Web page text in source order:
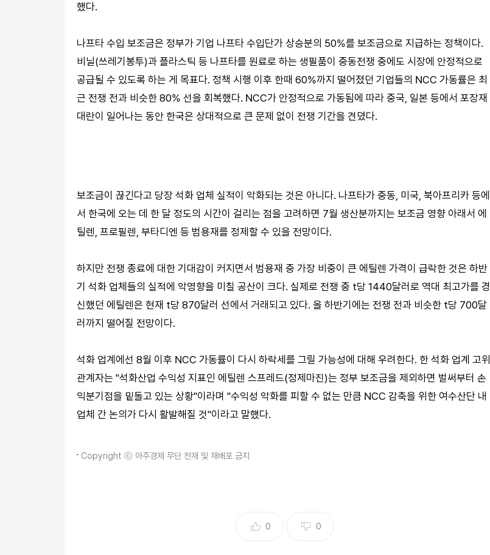
했다.
나프타 수입 보조금은 정부가 기업 나프타 수입단가 상승분의 50%를 보조금으로 지급하는 정책이다.
비닐(쓰레기봉투)과 플라스틱 등 나프타를 원료로 하는 생필품이 중동전쟁 중에도 시장에 안정적으로
공급될 수 있도록 하는 게 목표다. 정책 시행 이후 한때 60%까지 떨어졌던 기업들의 NCC 가동률은 최
근 전쟁 전과 비슷한 80% 선을 회복했다. NCC가 안정적으로 가동됨에 따라 중국, 일본 등에서 포장재
대란이 일어나는 동안 한국은 상대적으로 큰 문제 없이 전쟁 기간을 견뎠다.
보조금이 끊긴다고 당장 석화 업체 실적이 악화되는 것은 아니다. 나프타가 중동, 미국, 북아프리카 등에
서 한국에 오는 데 한 달 정도의 시간이 걸리는 점을 고려하면 7월 생산분까지는 보조금 영향 아래서 에
틸렌, 프로필렌, 부타디엔 등 범용재를 정제할 수 있을 전망이다.
하지만 전쟁 종료에 대한 기대감이 커지면서 범용재 중 가장 비중이 큰 에틸렌 가격이 급락한 것은 하반
기 석화 업체들의 실적에 악영향을 미칠 공산이 크다. 실제로 전쟁 중 t당 1440달러로 역대 최고가를 경
신했던 에틸렌은 현재 t당 870달러 선에서 거래되고 있다. 올 하반기에는 전쟁 전과 비슷한 t당 700달
러까지 떨어질 전망이다.
석화 업계에선 8월 이후 NCC 가동률이 다시 하락세를 그릴 가능성에 대해 우려한다. 한 석화 업계 고위
관계자는 "석화산업 수익성 지표인 에틸렌 스프레드(정제마진)는 정부 보조금을 제외하면 벌써부터 손
익분기점을 밑돌고 있는 상황"이라며 "수익성 악화를 피할 수 없는 만큼 NCC 감축을 위한 여수산단 내
업체 간 논의가 다시 활발해질 것"이라고 말했다.
Copyright ⓒ 아주경제 무단 전재 및 재배포 금지
0 0